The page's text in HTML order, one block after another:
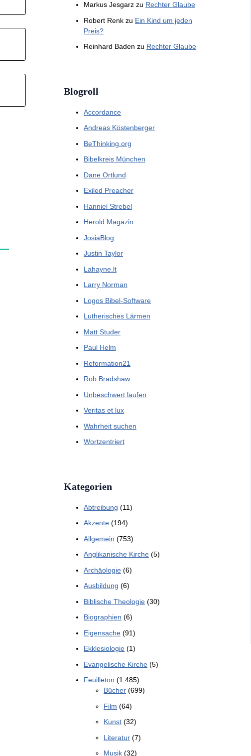
Markus Jesgarz zu Rechter Glaube
Robert Renk zu Ein Kind um jeden
Preis?
Reinhard Baden zu Rechter Glaube
Blogroll
Accordance
Andreas Köstenberger
BeThinking.org
Bibelkreis München
Dane Ortlund
Exiled Preacher
Hanniel Strebel
Herold Magazin
JosiaBlog
Justin Taylor
Lahayne.lt
Larry Norman
Logos Bibel-Software
Lutherisches Lärmen
Matt Studer
Paul Helm
Reformation21
Rob Bradshaw
Unbeschwert laufen
Veritas et lux
Wahrheit suchen
Wortzentriert
Kategorien
Abtreibung (11)
Akzente (194)
Allgemein (753)
Anglikanische Kirche (5)
Archäologie (6)
Ausbildung (6)
Biblische Theologie (30)
Biographien (6)
Eigensache (91)
Ekklesiologie (1)
Evangelische Kirche (5)
Feuilleton (1.485)
Bücher (699)
Film (64)
Kunst (32)
Literatur (7)
Musik (32)